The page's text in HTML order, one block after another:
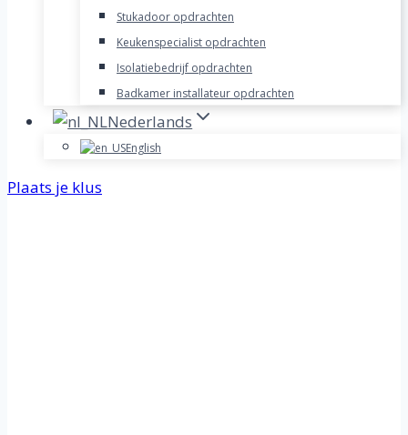
Stukadoor opdrachten
Keukenspecialist opdrachten
Isolatiebedrijf opdrachten
Badkamer installateur opdrachten
Nederlands
English
Plaats je klus